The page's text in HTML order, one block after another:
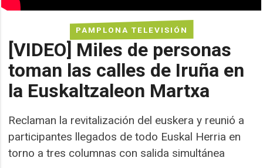
PAMPLONA TELEVISIÓN
[VIDEO] Miles de personas
toman las calles de Iruña en
la Euskaltzaleon Martxa
Reclaman la revitalización del euskera y reunió a
participantes llegados de todo Euskal Herria en
torno a tres columnas con salida simultánea